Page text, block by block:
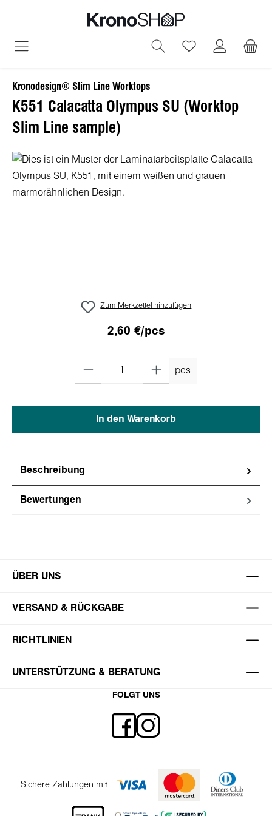
Du hast 0
Kronodesign® Slim Line Worktops
K551 Calacatta Olympus SU (Worktop
Slim Line sample)
Bildergalerie überspringen
Zum Merkzettel hinzufügen
2,60 €/pcs
pcs
In den Warenkorb
Beschreibung
Bewertungen
ÜBER UNS
VERSAND & RÜCKGABE
RICHTLINIEN
UNTERSTÜTZUNG & BERATUNG
FOLGT UNS
Sichere Zahlungen mit